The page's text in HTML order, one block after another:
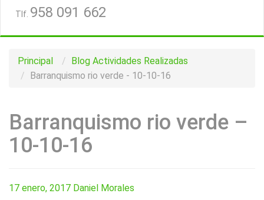
Tlf. 958 091 662
Principal Blog Actividades Realizadas
Barranquismo rio verde - 10-10-16
Barranquismo rio verde –
10-10-16
17 enero, 2017 Daniel Morales